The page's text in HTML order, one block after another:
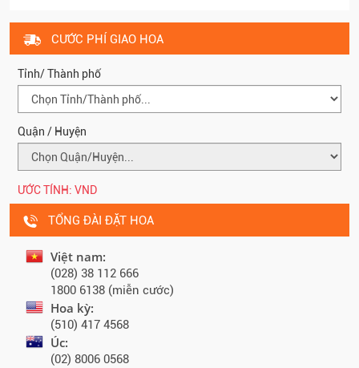
CƯỚC PHÍ GIAO HOA
Tỉnh/ Thành phố
Quận / Huyện
ƯỚC TÍNH: VND
TỔNG ĐÀI ĐẶT HOA
Việt nam:
(028) 38 112 666
1800 6138 (miễn cước)
Hoa kỳ:
(510) 417 4568
Úc:
(02) 8006 0568